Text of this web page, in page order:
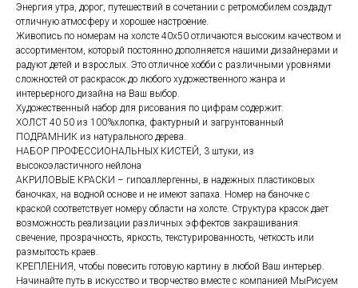
Энергия утра, дорог, путешествий в сочетании с ретромобилем создадут
отличную атмосферу и хорошее настроение.
Живопись по номерам на холсте 40х50 отличаются высоким качеством и
ассортиментом, который постоянно дополняется нашими дизайнерами и
радуют детей и взрослых. Это отличное хобби с различными уровнями
сложностей от раскрасок до любого художественного жанра и
интерьерного дизайна на Ваш выбор.
Художественный набор для рисования по цифрам содержит:
ХОЛСТ 40 50 из 100%хлопка, фактурный и загрунтованный
ПОДРАМНИК из натурального дерева.
НАБОР ПРОФЕССИОНАЛЬНЫХ КИСТЕЙ, 3 штуки, из
высокоэластичного нейлона
АКРИЛОВЫЕ КРАСКИ – гипоаллергенны, в надежных пластиковых
баночках, на водной основе и не имеют запаха. Номер на баночке с
краской соответствует номеру области на холсте. Структура красок дает
возможность реализации различных эффектов закрашивания:
свечение, прозрачность, яркость, текстурированность, четкость или
размытость краев.
КРЕПЛЕНИЯ, чтобы повесить готовую картину в любой Ваш интерьер.
Начинайте путь в искусство и творчество вместе с компанией МыРисуем